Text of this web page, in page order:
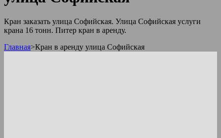
Кран заказать улица Софийская. Улица Софийская услуги
крана 16 тонн. Питер кран в аренду.
Главная>Кран в аренду улица Софийская